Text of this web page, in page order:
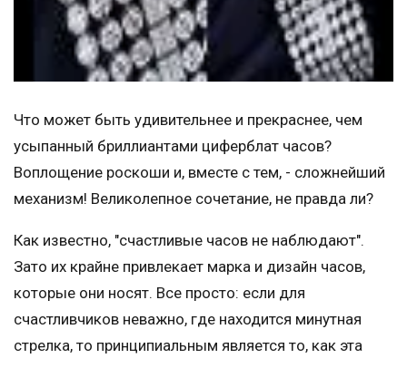
Что может быть удивительнее и прекраснее, чем
усыпанный бриллиантами циферблат часов?
Воплощение роскоши и, вместе с тем, - сложнейший
механизм! Великолепное сочетание, не правда ли?
Как известно, "счастливые часов не наблюдают".
Зато их крайне привлекает марка и дизайн часов,
которые они носят. Все просто: если для
счастливчиков неважно, где находится минутная
стрелка, то принципиальным является то, как эта